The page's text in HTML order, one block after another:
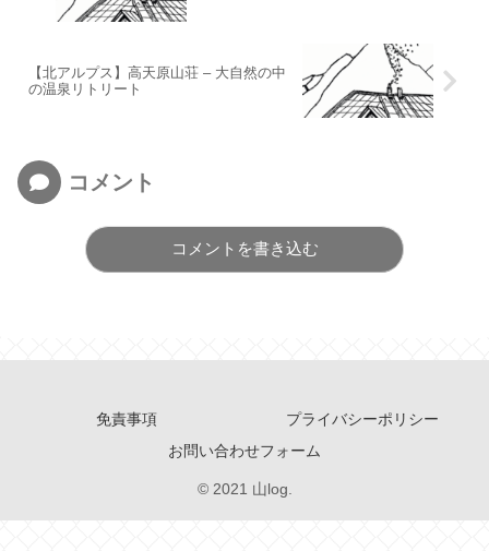
【北アルプス】高天原山荘 – 大自然の中
の温泉リトリート
コメント
コメントを書き込む
免責事項
プライバシーポリシー
お問い合わせフォーム
© 2021 山log.